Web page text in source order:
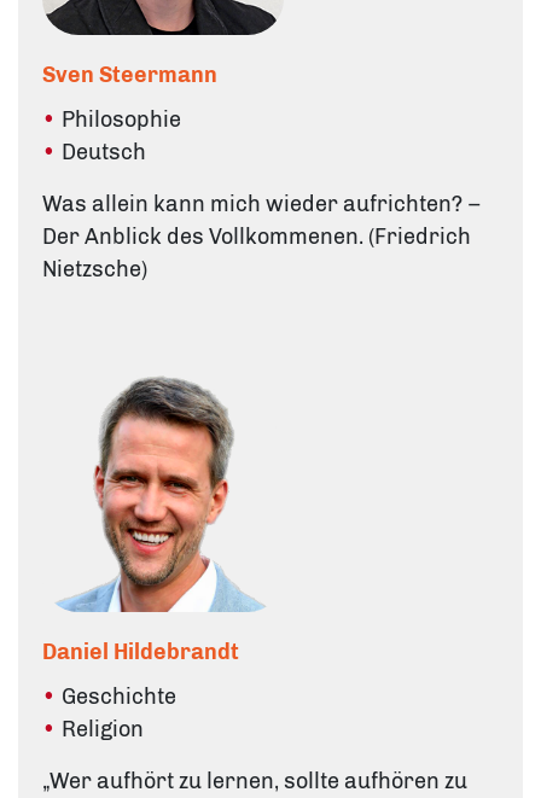
Sven Steermann
Philosophie
Deutsch
Was allein kann mich wieder aufrichten? –
Der Anblick des Vollkommenen. (Friedrich
Nietzsche)
Daniel Hildebrandt
Geschichte
Religion
„Wer aufhört zu lernen, sollte aufhören zu